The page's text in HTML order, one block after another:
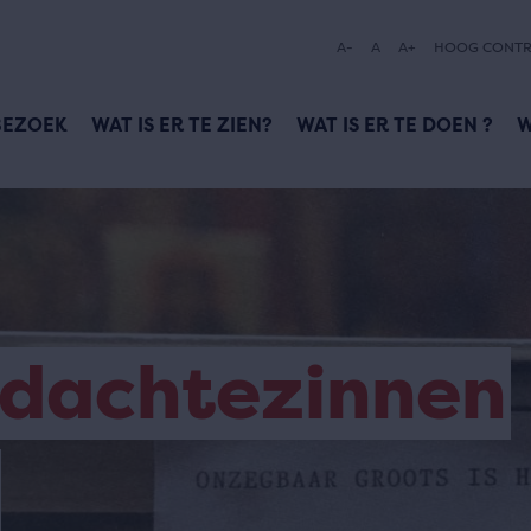
A- A A+ HOOG
WAT IS ER TE ZIEN? WAT IS ER TE DOEN ?